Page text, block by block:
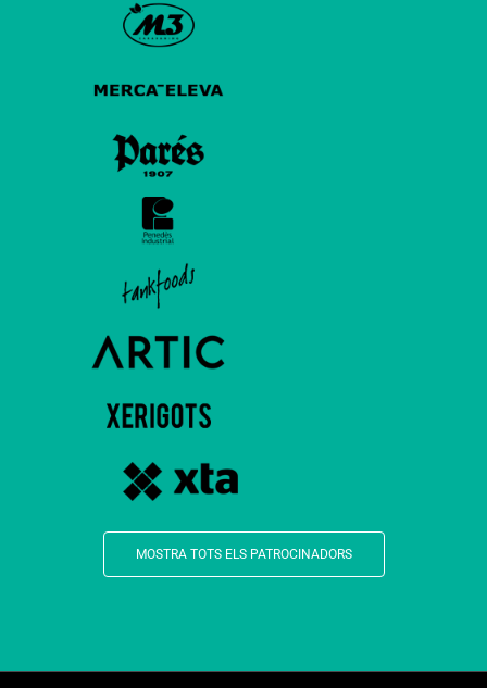
MOSTRA TOTS ELS PATROCINADORS